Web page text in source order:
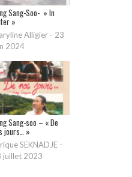
Sang-Soo- » In
»
Alligier - 23
2024
Sang-soo – « De
jours… »
SEKNADJE -
juillet 2023